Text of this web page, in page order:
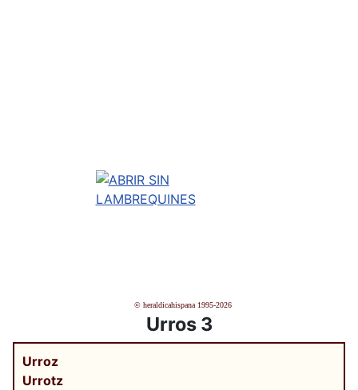
© heraldicahispana 1995-2026
Urros 3
Urroz
Urrotz